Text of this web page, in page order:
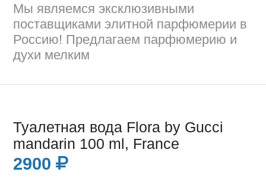
Мы являемся эксклюзивными
поставщиками элитной парфюмерии в
Россию! Предлагаем парфюмерию и
духи мелким
Туалетная вода Flora by Gucci
mandarin 100 ml, France
2900